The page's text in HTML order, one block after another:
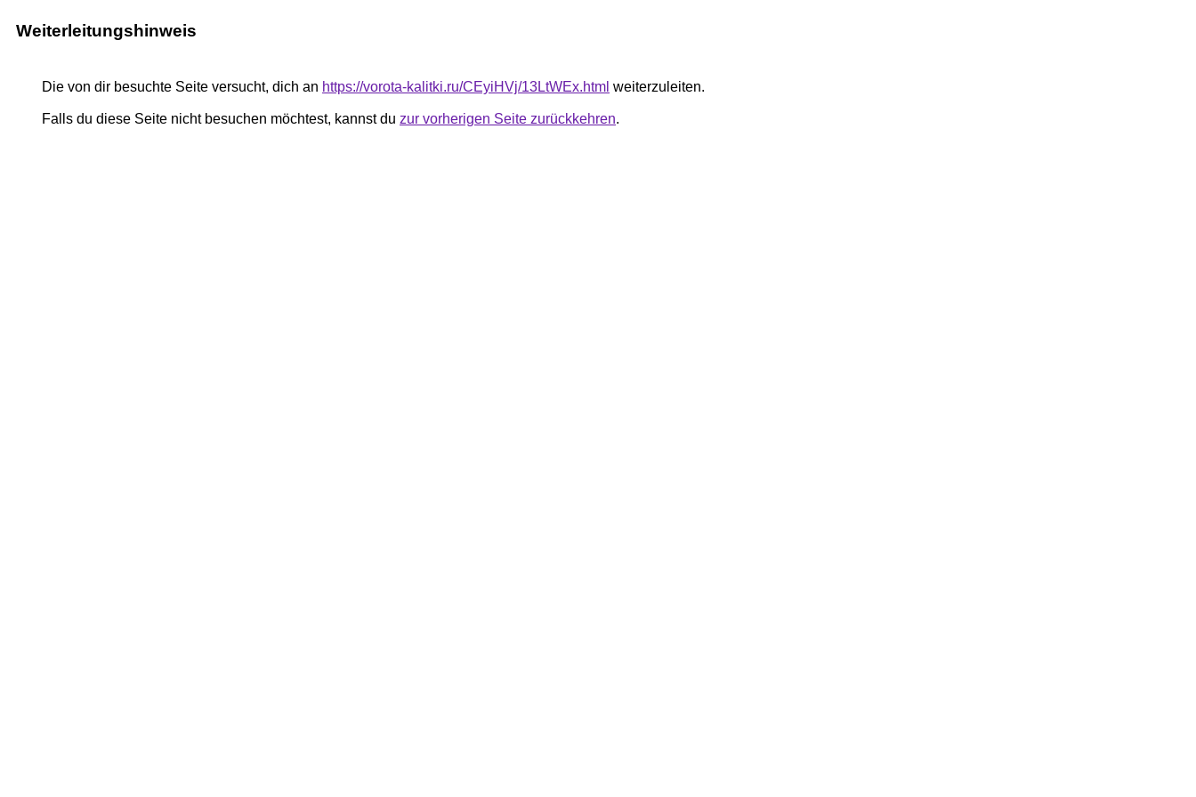
Weiterleitungshinweis
Die von dir besuchte Seite versucht, dich an https://vorota-kalitki.ru/CEyiHVj/13LtWEx.html weiterzuleiten.
Falls du diese Seite nicht besuchen möchtest, kannst du zur vorherigen Seite zurückkehren.